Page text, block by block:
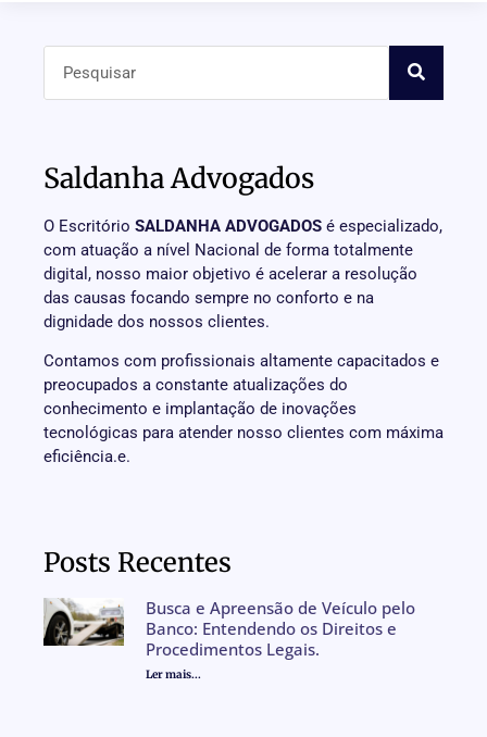
Saldanha Advogados
O Escritório SALDANHA ADVOGADOS é especializado,
com atuação a nível Nacional de forma totalmente
digital, nosso maior objetivo é acelerar a resolução
das causas focando sempre no conforto e na
dignidade dos nossos clientes.
Contamos com profissionais altamente capacitados e
preocupados a constante atualizações do
conhecimento e implantação de inovações
tecnológicas para atender nosso clientes com máxima
eficiência.e.
Posts Recentes
Busca e Apreensão de Veículo pelo
Banco: Entendendo os Direitos e
Procedimentos Legais.
Ler mais...